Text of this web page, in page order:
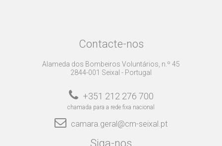
Contacte-nos
Alameda dos Bombeiros Voluntários, n.º 45
2844-001 Seixal - Portugal
+351 212 276 700
chamada para a rede fixa nacional
camara.geral@cm-seixal.pt
Siga-nos